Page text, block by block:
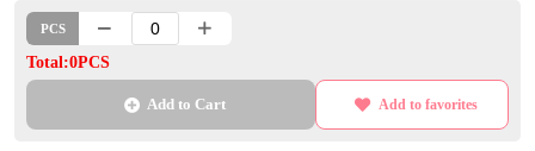
PCS
Total:0PCS
Add to Cart Add to favorites